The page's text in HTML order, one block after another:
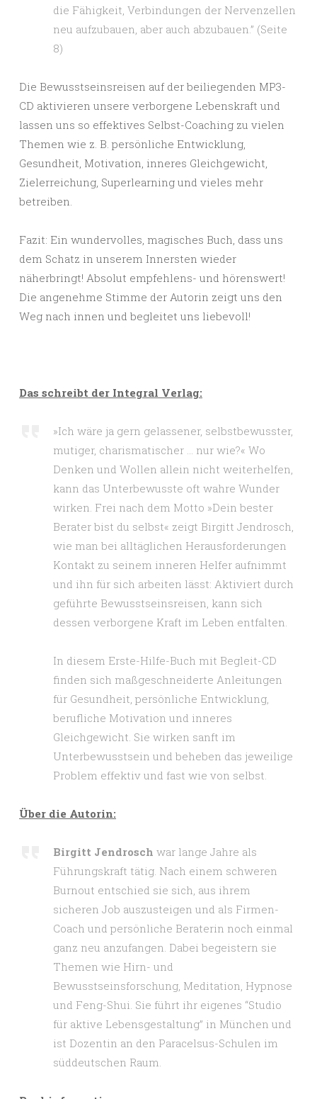
die Fähigkeit, Verbindungen der Nervenzellen
neu aufzubauen, aber auch abzubauen.” (Seite
8)
Die Bewusstseinsreisen auf der beiliegenden MP3-
CD aktivieren unsere verborgene Lebenskraft und
lassen uns so effektives Selbst-Coaching zu vielen
Themen wie z. B. persönliche Entwicklung,
Gesundheit, Motivation, inneres Gleichgewicht,
Zielerreichung, Superlearning und vieles mehr
betreiben.
Fazit: Ein wundervolles, magisches Buch, dass uns
dem Schatz in unserem Innersten wieder
näherbringt! Absolut empfehlens- und hörenswert!
Die angenehme Stimme der Autorin zeigt uns den
Weg nach innen und begleitet uns liebevoll!
Das schreibt der Integral Verlag:
»Ich wäre ja gern gelassener, selbstbewusster,
mutiger, charismatischer … nur wie?« Wo
Denken und Wollen allein nicht weiterhelfen,
kann das Unterbewusste oft wahre Wunder
wirken. Frei nach dem Motto »Dein bester
Berater bist du selbst« zeigt Birgitt Jendrosch,
wie man bei alltäglichen Herausforderungen
Kontakt zu seinem inneren Helfer aufnimmt
und ihn für sich arbeiten lässt: Aktiviert durch
geführte Bewusstseinsreisen, kann sich
dessen verborgene Kraft im Leben entfalten.
In diesem Erste-Hilfe-Buch mit Begleit-CD
finden sich maßgeschneiderte Anleitungen
für Gesundheit, persönliche Entwicklung,
berufliche Motivation und inneres
Gleichgewicht. Sie wirken sanft im
Unterbewusstsein und beheben das jeweilige
Problem effektiv und fast wie von selbst.
Über die Autorin:
Birgitt Jendrosch war lange Jahre als
Führungskraft tätig. Nach einem schweren
Burnout entschied sie sich, aus ihrem
sicheren Job auszusteigen und als Firmen-
Coach und persönliche Beraterin noch einmal
ganz neu anzufangen. Dabei begeistern sie
Themen wie Hirn- und
Bewusstseinsforschung, Meditation, Hypnose
und Feng-Shui. Sie führt ihr eigenes “Studio
für aktive Lebensgestaltung” in München und
ist Dozentin an den Paracelsus-Schulen im
süddeutschen Raum.